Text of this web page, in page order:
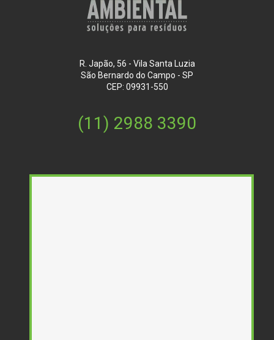
R. Japão, 56 - Vila Santa Luzia
São Bernardo do Campo - SP
CEP: 09931-550
(11) 2988 3390